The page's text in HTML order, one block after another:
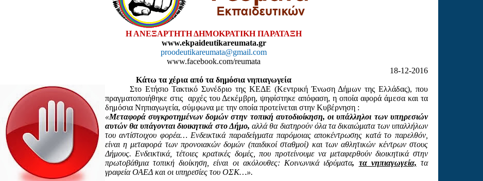
Η ΑΝΕΞΑΡΤΗΤΗ ΔΗΜΟΚΡΑΤΙΚΗ ΠΑΡΑΤΑΞΗ
www.ekpaideutikareumata.gr
proodeutikareumata@gmail.com
www.facebook.com/reumata
18-12-2016
Κάτω τα χέρια από τα δημόσια νηπιαγωγεία
Στο Ετήσιο Τακτικό Συνέδριο της ΚΕΔΕ (Κεντρική Ένωση Δήμων της Ελλάδας), που
πραγματοποιήθηκε στις
αρχές του Δεκέμβρη, ψηφίστηκεαπόφαση, η οποία αφορά άμεσα και τα
δημόσια Νηπιαγωγεία, σύμφωνα με την οποία προτείνεται στην Κυβέρνηση :
«Μεταφορά συγκροτημένων δομών στην τοπική αυτοδιοίκηση, οι υπάλληλοι των υπηρεσιών
αυτών θα υπάγονται διοικητικά στο Δήμο, αλλά θα διατηρούν όλα τα δικαιώματα των υπαλλήλων
του αντίστοιχου φορέα… Ενδεικτικά παραδείγματα παρόμοιας αποκέντρωσης κατά το παρελθόν,
είναι η μεταφορά των προνοιακών δομών (παιδικοί σταθμοί) και των αθλητικών κέντρων στους
Δήμους. Ενδεικτικά, τέτοιες κρατικές δομές, που προτείνουμε να μεταφερθούν διοικητικά στην
πρωτοβάθμια τοπική διοίκηση, είναι οι ακόλουθες: Κοινωνικά ιδρύματα, τα νηπιαγωγεία, τα
γραφεία ΟΑΕΔ και οι υπηρεσίες του ΟΣΚ…».